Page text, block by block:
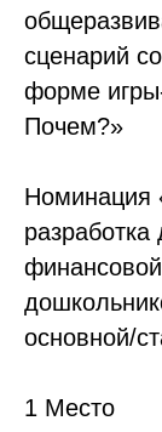
сценарий
форме
Почем?»
Номинация
разработка
основной/
1 Место